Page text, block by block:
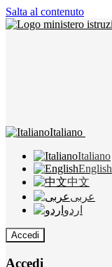
Salta al contenuto
Italiano
Italiano
English
中文
عربى
اردو
Accedi
Accedi